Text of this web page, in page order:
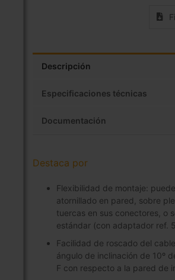
Descripción
Especificaciones técnicas
Documentación
Destaca por
Flexibilidad de montaje:
atornillado en pared, sobre
tuercas en sus conectores, o
estándar (con adaptador ref.
Facilidad de roscado del
ángulo de inclinación de 10º
F con respecto a la pared de